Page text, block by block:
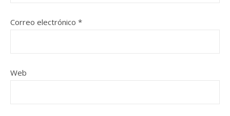
Correo electrónico *
Web